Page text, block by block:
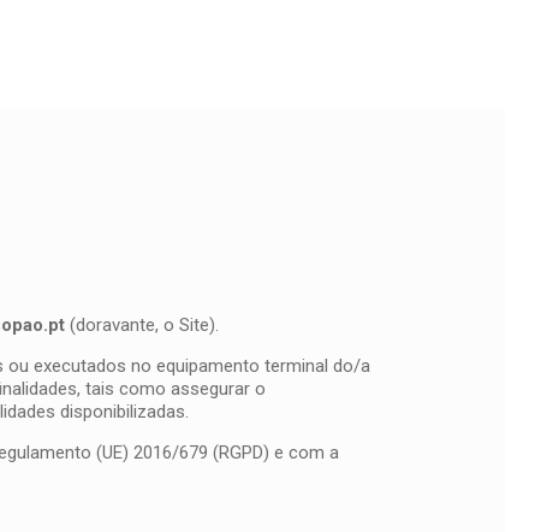
(doravante, o Site).
executados no equipamento terminal do/a
tais como assegurar o
disponibilizadas.
(UE) 2016/679 (RGPD) e com a